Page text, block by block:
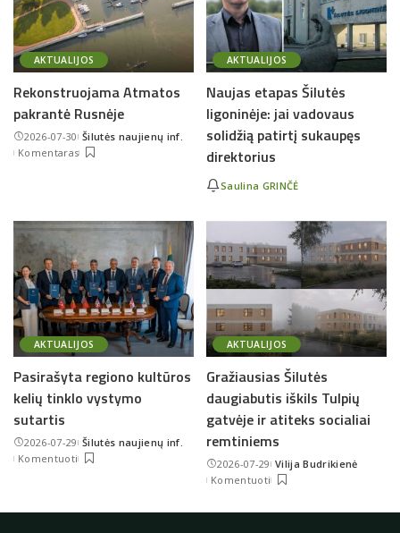
AKTUALIJOS
Rekonstruojama Atmatos
pakrantė Rusnėje
2026-07-30Posted
by
Šilutės naujienų inf.
Komentaras
AKTUALIJOS
Naujas etapas Šilutės
ligoninėje: jai vadovaus
solidžią patirtį sukaupęs
direktorius
Saulina GRINČĖ
AKTUALIJOS
Pasirašyta regiono kultūros
kelių tinklo vystymo
sutartis
2026-07-29Posted
by
Šilutės naujienų inf.
Komentuoti
AKTUALIJOS
Gražiausias Šilutės
daugiabutis iškils Tulpių
gatvėje ir atiteks socialiai
remtiniems
2026-07-29Posted
by
Vilija Budrikienė
Komentuoti